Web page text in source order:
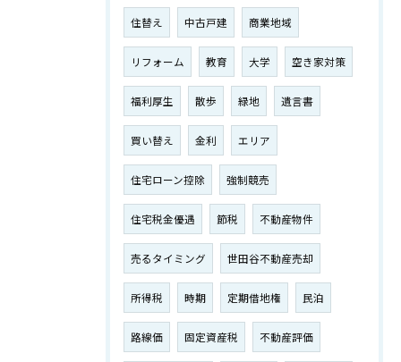
住替え 中古戸建 商業地域
リフォーム 教育 大学 空き家対策
福利厚生 散歩 緑地 遺言書
買い替え 金利 エリア
住宅ローン控除 強制競売
住宅税金優遇 節税 不動産物件
売るタイミング 世田谷不動産売却
所得税 時期 定期借地権 民泊
路線価 固定資産税 不動産評価